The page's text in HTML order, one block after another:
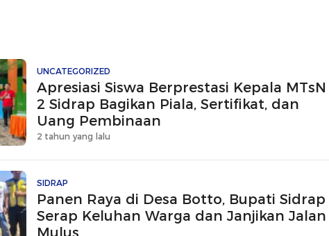
UNCATEGORIZED
Apresiasi Siswa Berprestasi Kepala MTsN
2 Sidrap Bagikan Piala, Sertifikat, dan
Uang Pembinaan
2 tahun yang lalu
SIDRAP
Panen Raya di Desa Botto, Bupati Sidrap
Serap Keluhan Warga dan Janjikan Jalan